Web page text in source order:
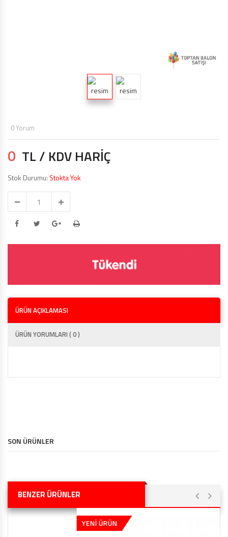
ÖZEL BASKILI BALON
IŞIKLI BALON,LED IŞIKLI BALON
0 Yorum
0 TL / KDV HARİÇ
Stok Durumu: Stokta Yok
ÜRÜN AÇIKLAMASI
ÜRÜN YORUMLARI ( 0 )
SON ÜRÜNLER
BENZER ÜRÜNLER